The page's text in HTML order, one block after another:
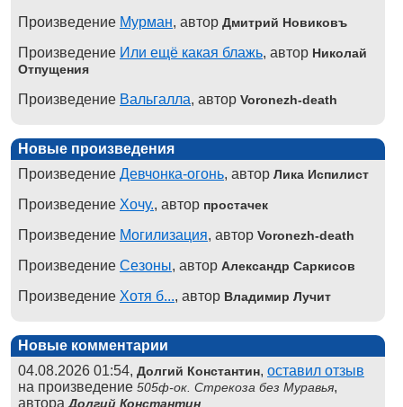
Произведение Мурман, автор Дмитрий Новиковъ
Произведение Или ещё какая блажь, автор Николай
Отпущения
Произведение Вальгалла, автор Voronezh-death
Новые произведения
Произведение Девчонка-огонь, автор Лика Испилист
Произведение Хочу., автор простачек
Произведение Могилизация, автор Voronezh-death
Произведение Сезоны, автор Александр Саркисов
Произведение Хотя б..., автор Владимир Лучит
Новые комментарии
04.08.2026 01:54, Долгий Константин, оставил отзыв
на произведение 505ф-ок. Стрекоза без Муравья,
автораДолгий Константин